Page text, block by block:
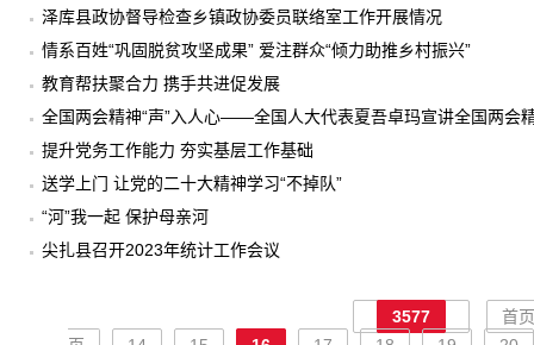
泽库县政协督导检查乡镇政协委员联络室工作开展情况
情系百姓“巩固脱贫攻坚成果” 爱注群众“倾力助推乡村振兴”
教育帮扶聚合力 携手共进促发展
全国两会精神“声”入人心——全国人大代表夏吾卓玛宣讲全国两会
提升党务工作能力 夯实基层工作基础
送学上门 让党的二十大精神学习“不掉队”
“河”我一起 保护母亲河
尖扎县召开2023年统计工作会议
3577
首